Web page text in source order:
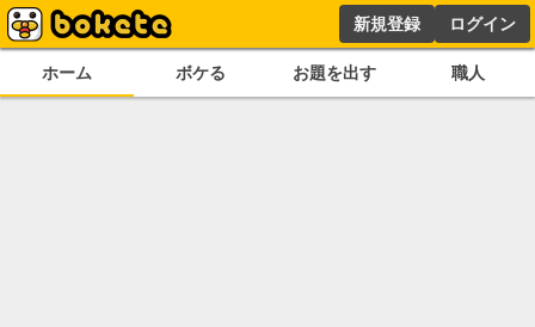
新規登録 ログイン
ホーム ボケる お題を出す 職人